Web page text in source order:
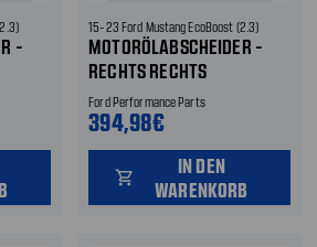
-
15-23 Ford Mustang EcoBoost (2.3)
MOTORÖLABSCHEIDER -
RECHTS RECHTS
Ford Performance Parts
394,98€
shopping_cart
IN DEN
WARENKORB